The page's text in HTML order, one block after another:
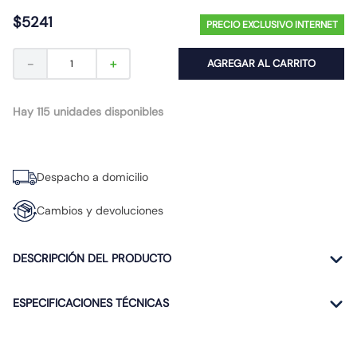
$5241 PRECIO EXCLUSIVO INTERNET
＋
－ AGREGAR AL CARRITO
Hay 115 unidades disponibles
Despacho a domicilio
Cambios y devoluciones
DESCRIPCIÓN DEL PRODUCTO
ESPECIFICACIONES TÉCNICAS